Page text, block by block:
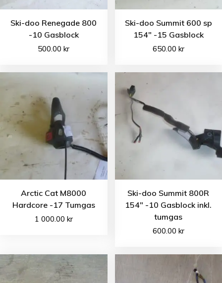
Ski-doo Renegade 800
-10 Gasblock
500.00kr
Ski-doo Summit 600 sp
154″ -15 Gasblock
650.00 kr
Arctic Cat M8000
Hardcore -17 Tumgas
1 000.00 kr
Ski-doo Summit 800R
154″ -10 Gasblock inkl.
tumgas
600.00 kr